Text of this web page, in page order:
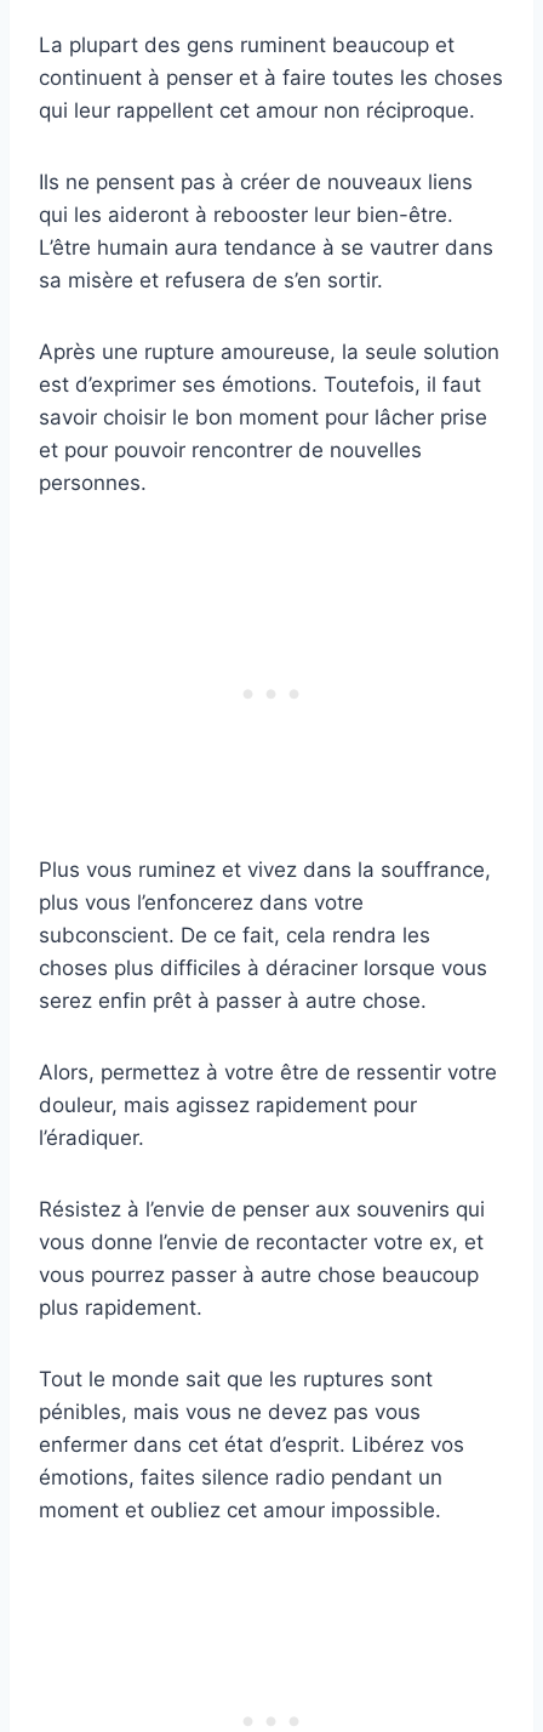
La plupart des gens ruminent beaucoup et
continuent à penser et à faire toutes les choses
qui leur rappellent cet amour non réciproque.
Ils ne pensent pas à créer de nouveaux liens
qui les aideront à rebooster leur bien-être.
L’être humain aura tendance à se vautrer dans
sa misère et refusera de s’en sortir.
Après une rupture amoureuse, la seule solution
est d’exprimer ses émotions. Toutefois, il faut
savoir choisir le bon moment pour lâcher prise
et pour pouvoir rencontrer de nouvelles
personnes.
Plus vous ruminez et vivez dans la souffrance,
plus vous l’enfoncerez dans votre
subconscient. De ce fait, cela rendra les
choses plus difficiles à déraciner lorsque vous
serez enfin prêt à passer à autre chose.
Alors, permettez à votre être de ressentir votre
douleur, mais agissez rapidement pour
l’éradiquer.
Résistez à l’envie de penser aux souvenirs qui
vous donne l’envie de recontacter votre ex, et
vous pourrez passer à autre chose beaucoup
plus rapidement.
Tout le monde sait que les ruptures sont
pénibles, mais vous ne devez pas vous
enfermer dans cet état d’esprit. Libérez vos
émotions, faites silence radio pendant un
moment et oubliez cet amour impossible.